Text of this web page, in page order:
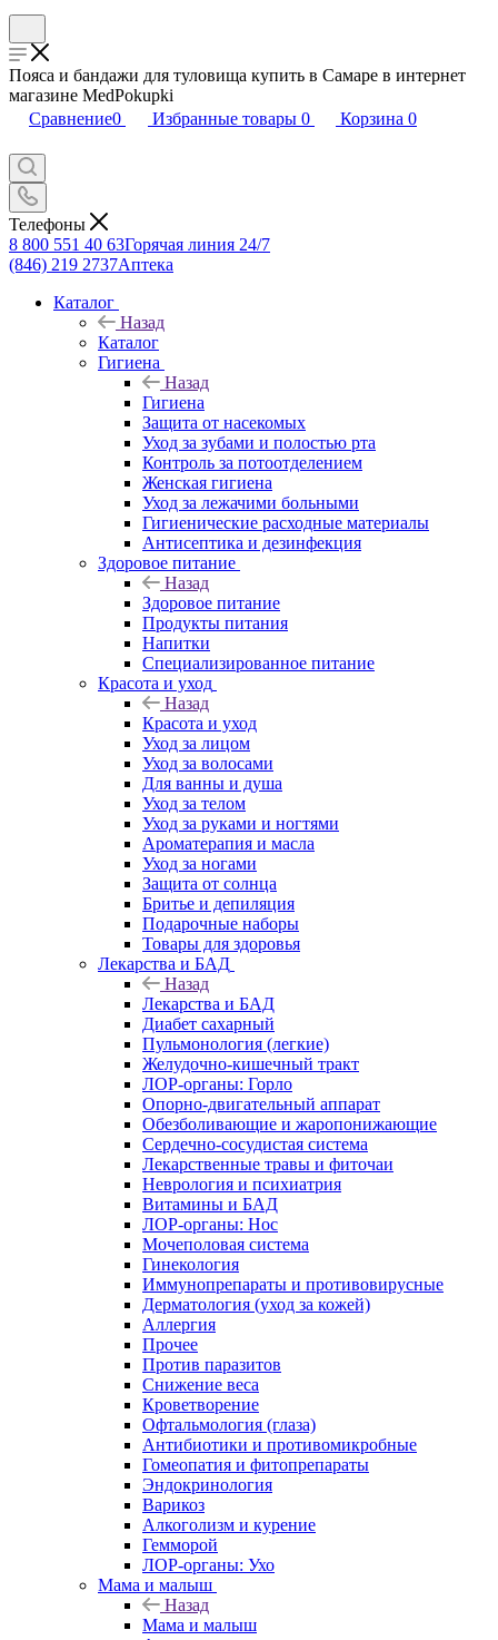
Пояса и бандажи для туловища купить в Самаре в интернет
магазине MedPokupki
Сравнение0 Избранные товары 0 Корзина 0
Телефоны
8 800 551 40 63Горячая линия 24/7
(846) 219 2737Аптека
Каталог
Назад
Каталог
Гигиена
Назад
Гигиена
Защита от насекомых
Уход за зубами и полостью рта
Контроль за потоотделением
Женская гигиена
Уход за лежачими больными
Гигиенические расходные материалы
Антисептика и дезинфекция
Здоровое питание
Назад
Здоровое питание
Продукты питания
Напитки
Специализированное питание
Красота и уход
Назад
Красота и уход
Уход за лицом
Уход за волосами
Для ванны и душа
Уход за телом
Уход за руками и ногтями
Ароматерапия и масла
Уход за ногами
Защита от солнца
Бритье и депиляция
Подарочные наборы
Товары для здоровья
Лекарства и БАД
Назад
Лекарства и БАД
Диабет сахарный
Пульмонология (легкие)
Желудочно-кишечный тракт
ЛОР-органы: Горло
Опорно-двигательный аппарат
Обезболивающие и жаропонижающие
Сердечно-сосудистая система
Лекарственные травы и фиточаи
Неврология и психиатрия
Витамины и БАД
ЛОР-органы: Нос
Мочеполовая система
Гинекология
Иммунопрепараты и противовирусные
Дерматология (уход за кожей)
Аллергия
Прочее
Против паразитов
Снижение веса
Кроветворение
Офтальмология (глаза)
Антибиотики и противомикробные
Гомеопатия и фитопрепараты
Эндокринология
Варикоз
Алкоголизм и курение
Гемморой
ЛОР-органы: Ухо
Мама и малыш
Назад
Мама и малыш